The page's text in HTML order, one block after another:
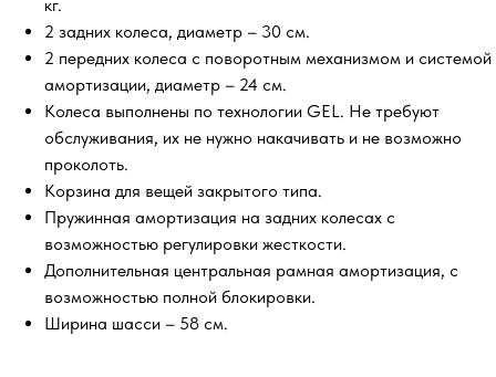
кг.
2 задних колеса, диаметр – 30 см.
2 передних колеса с поворотным механизмом и системой
амортизации, диаметр – 24 см.
Колеса выполнены по технологии GEL. Не требуют
обслуживания, их не нужно накачивать и не возможно
проколоть.
Корзина для вещей закрытого типа.
Пружинная амортизация на задних колесах с
возможностью регулировки жесткости.
Дополнительная центральная рамная амортизация, с
возможностью полной блокировки.
Ширина шасси – 58 см.